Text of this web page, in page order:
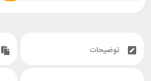
توضیحات